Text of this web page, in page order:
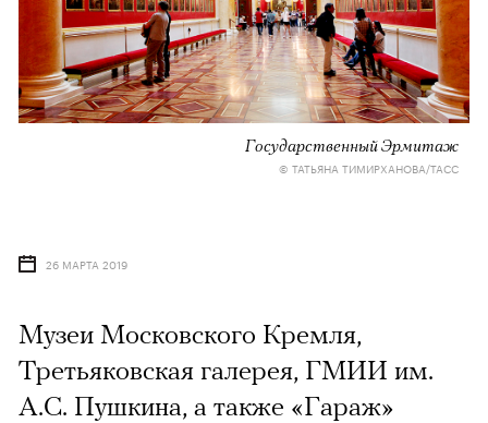
Государственный Эрмитаж
© ТАТЬЯНА ТИМИРХАНОВА/ТАСС
26 МАРТА 2019
Музеи Московского Кремля,
Третьяковская галерея, ГМИИ им.
А.С. Пушкина, а также «Гараж»